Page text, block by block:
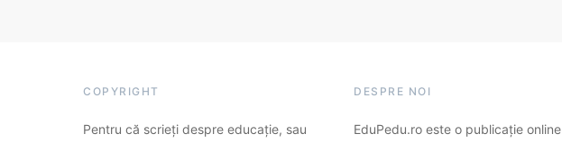
COPYRIGHT
Pentru că scrieți despre educație, sau
DESPRE NOI
EduPedu.ro este o publicație online